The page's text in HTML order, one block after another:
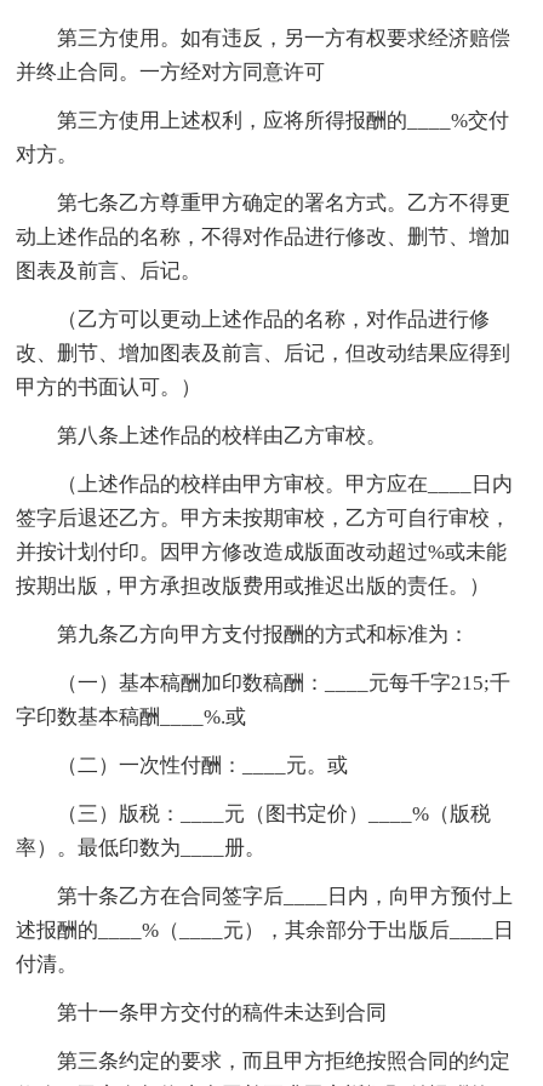
第三方使用。如有违反，另一方有权要求经济赔偿
并终止合同。一方经对方同意许可
第三方使用上述权利，应将所得报酬的____%交付
对方。
第七条乙方尊重甲方确定的署名方式。乙方不得更
动上述作品的名称，不得对作品进行修改、删节、增加
图表及前言、后记。
（乙方可以更动上述作品的名称，对作品进行修
改、删节、增加图表及前言、后记，但改动结果应得到
甲方的书面认可。）
第八条上述作品的校样由乙方审校。
（上述作品的校样由甲方审校。甲方应在____日内
签字后退还乙方。甲方未按期审校，乙方可自行审校，
并按计划付印。因甲方修改造成版面改动超过%或未能
按期出版，甲方承担改版费用或推迟出版的责任。）
第九条乙方向甲方支付报酬的方式和标准为：
（一）基本稿酬加印数稿酬：____元每千字215;千
字印数基本稿酬____%.或
（二）一次性付酬：____元。或
（三）版税：____元（图书定价）____%（版税
率）。最低印数为____册。
第十条乙方在合同签字后____日内，向甲方预付上
述报酬的____%（____元），其余部分于出版后____日
付清。
第十一条甲方交付的稿件未达到合同
第三条约定的要求，而且甲方拒绝按照合同的约定